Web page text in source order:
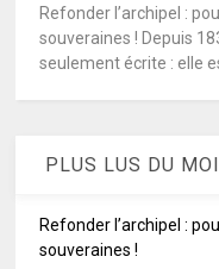
Refonder l’archipel :
souveraines ! Depuis
seulement écrite : elle
PLUS LUS DU
Refonder l’archipel :
souveraines !